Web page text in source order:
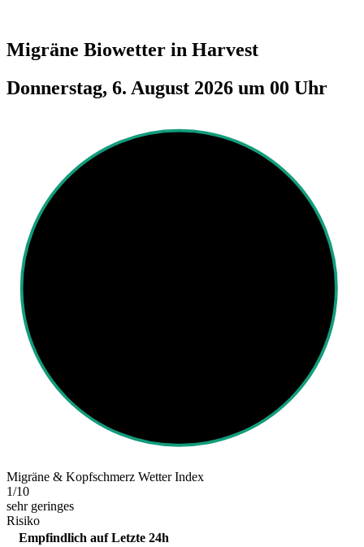
Migräne Biowetter in Harvest
Donnerstag, 6. August 2026 um 00 Uhr
Migräne & Kopfschmerz Wetter Index
1/10
sehr geringes
Risiko
Empfindlich auf Letzte 24h